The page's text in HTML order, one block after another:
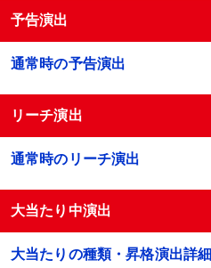
予告演出
通常時の予告演出
リーチ演出
通常時のリーチ演出
大当たり中演出
大当たりの種類・昇格演出詳細